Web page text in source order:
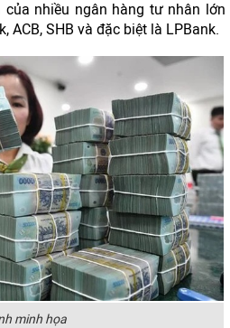
nhiều ngân hàng tư nhân lớn
ACB, SHB và đặc biệt là LPBank.
minh họa